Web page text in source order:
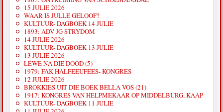
15 JULIE 2026
WAAR IS JULLE GELOOF?
KULTUUR- DAGBOEK 14 JULIE
1893: ADV JG STRYDOM
14 JULIE 2026
KULTUUR- DAGBOEK 13 JULIE
13 JULIE 2026
LEWE NA DIE DOOD (5)
1979: FAK HALFEEUFEES- KONGRES
12 JULIE 2026
BROKKIES UIT DIE BOEK BELLA VOS (21)
1917: KONGRES VAN HELPMEKAAR OP MIDDELBURG, KAAP
KULTUUR- DAGBOEK 11 JULIE